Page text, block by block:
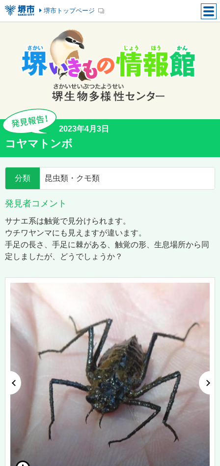
堺市トップページ
2023年4月3日
コヤマトンボ
分類 昆虫類・クモ類
発見者コメント
サナエ系は触覚で見分けられます。
ウチワヤンマにも見えますが違います。
手足の長さ、手足に棘がある、触覚の形、生息場所から同
定しましたが、どうでしょうか？